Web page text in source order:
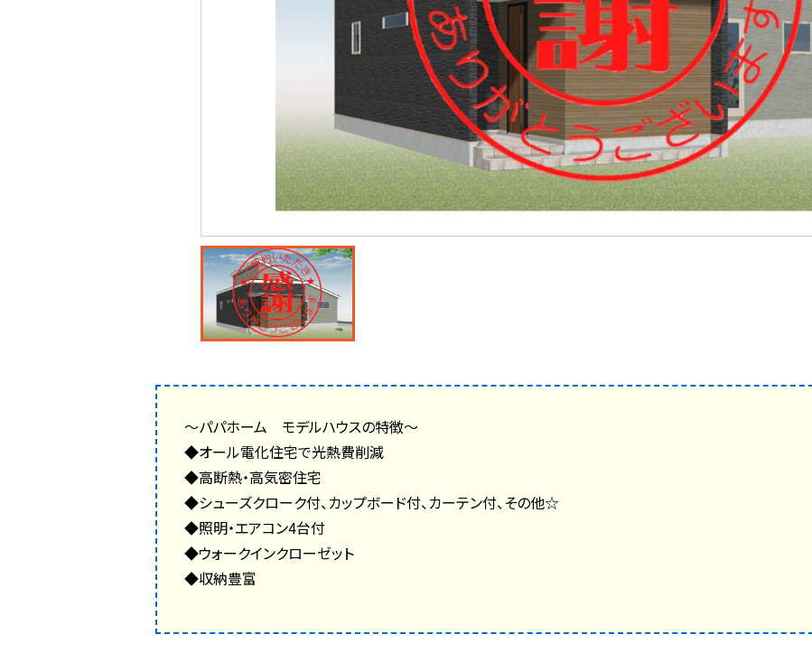
～パパホーム モデルハウスの特徴～
◆オール電化住宅で光熱費削減
◆高断熱・高気密住宅
◆シューズクローク付、カップボード付、カーテン付、その他☆
◆照明・エアコン4台付
◆ウォークインクローゼット
◆収納豊富